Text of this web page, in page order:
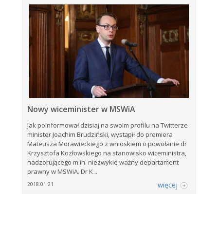
Nowy wiceminister w MSWiA
Jak poinformował dzisiaj na swoim profilu na Twitterze
minister Joachim Brudziński, wystąpił do premiera
Mateusza Morawieckiego z wnioskiem o powołanie dr
Krzysztofa Kozłowskiego na stanowisko wiceministra,
nadzorującego m.in. niezwykle ważny departament
prawny w MSWiA. Dr K ..
2018.01.21 więcej